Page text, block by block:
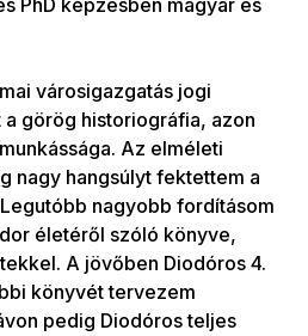
PhD képzésben magyar és
városigazgatás jogi
görög historiográfia, azon
Az elméleti
nagy hangsúlyt fektettem a
nagyobb fordításom
életéről szóló könyve,
A jövőben Diodóros 4.
könyvét tervezem
pedig Diodóros teljes